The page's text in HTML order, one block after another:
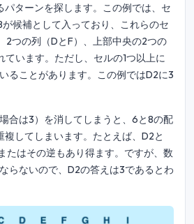
パターンを探します。この例では、セ
が候補として入っており、これらのセ
2つの列（DとF）、上部中央の2つの
います。ただし、セルの1つ以上に
ることがあります。この例ではD2に3
合は3）を消してしまうと、6と8の配
してしまいます。たとえば、D2と
たはその逆もあり得ます。ですが、数
らないので、D2の答えは3であるとわ